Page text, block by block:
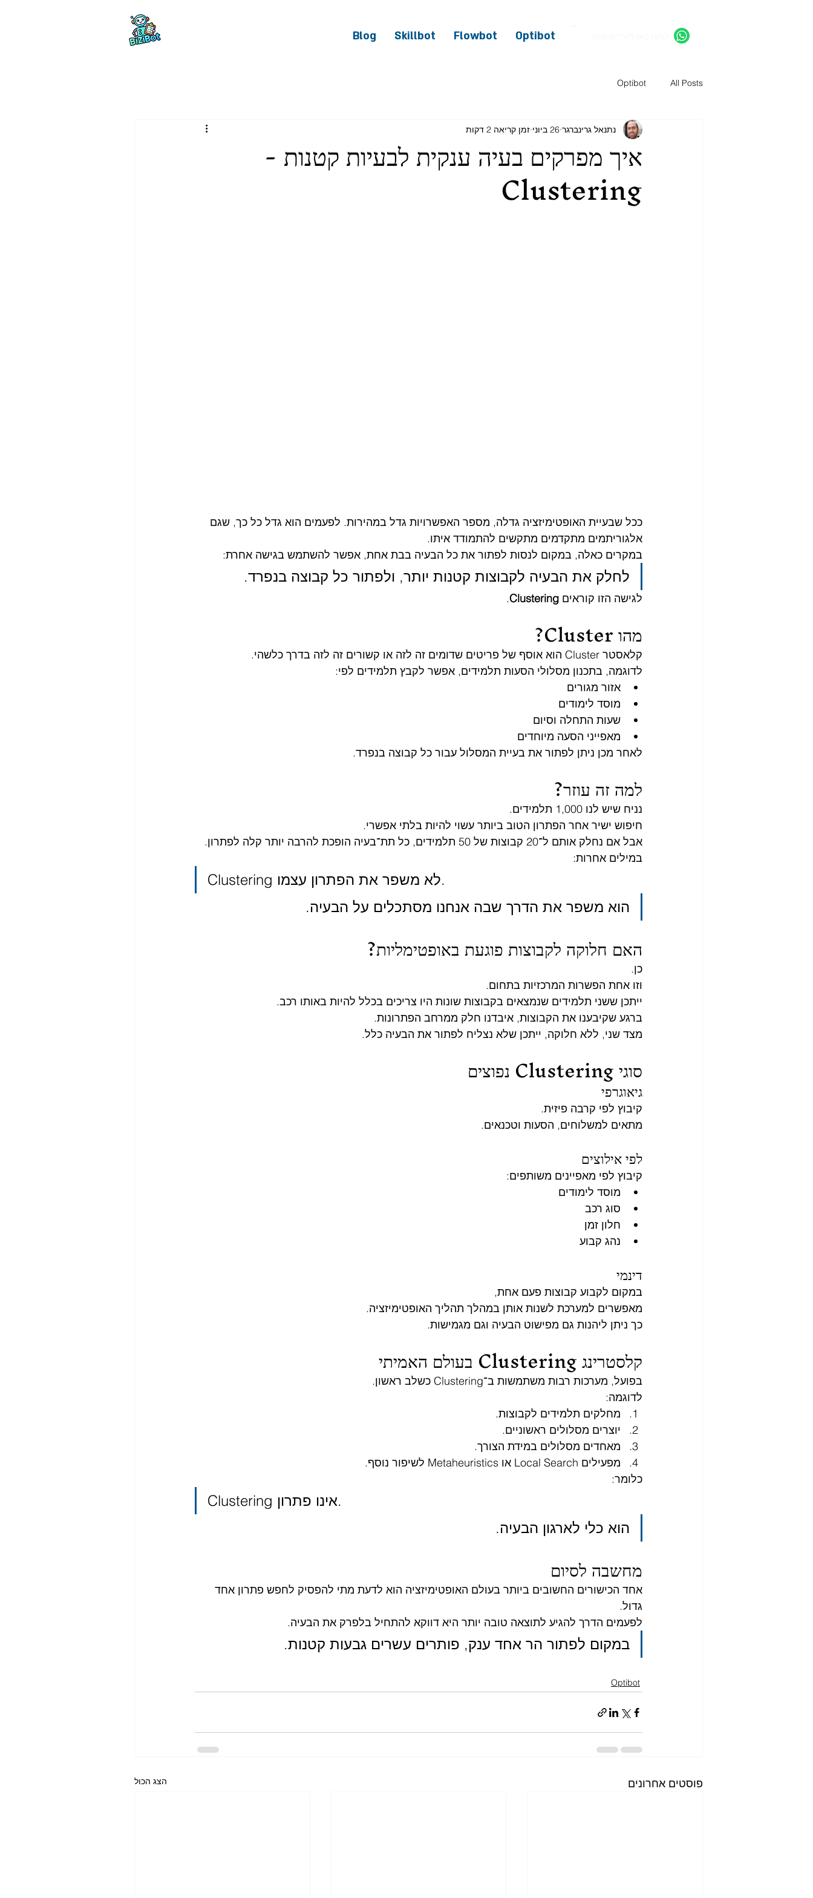
Optibot
Flowbot
Skillbot
Blog
All Posts
Optibot
איך מפרקים בעיה ענקית לבעיות קטנות -
Clustering
נתנאל גרינברגר 26 ביוני זמן קריאה 2 דקות
ככל שבעיית האופטימיזציה גדלה, מספר האפשרויות גדל במהירות. לפעמים הוא גדל כל כך, שגם
אלגוריתמים מתקדמים מתקשים להתמודד איתו.
במקרים כאלה, במקום לנסות לפתור את כל הבעיה בבת אחת, אפשר להשתמש בגישה אחרת:
לחלק את הבעיה לקבוצות קטנות יותר, ולפתור כל קבוצה בנפרד.
לגישה הזו קוראים Clustering
.
מהו Cluster?
קלאסטר Cluster הוא אוסף של פריטים שדומים זה לזה או קשורים זה לזה בדרך כלשהי.
לדוגמה, בתכנון מסלולי הסעות תלמידים, אפשר לקבץ תלמידים לפי:
אזור מגורים
מוסד לימודים
שעות התחלה וסיום
מאפייני הסעה מיוחדים
לאחר מכן ניתן לפתור את בעיית המסלול עבור כל קבוצה בנפרד.
למה זה עוזר?
נניח שיש לנו 1,000 תלמידים.
חיפוש ישיר אחר הפתרון הטוב ביותר עשוי להיות בלתי אפשרי.
אבל אם נחלק אותם ל־20 קבוצות של 50 תלמידים, כל תת־בעיה הופכת להרבה יותר קלה לפתרון.
במילים אחרות:
Clustering לא משפר את הפתרון עצמו.
הוא משפר את הדרך שבה אנחנו מסתכלים על הבעיה.
האם חלוקה לקבוצות פוגעת באופטימליות?
כן.
וזו אחת הפשרות המרכזיות בתחום.
ייתכן ששני תלמידים שנמצאים בקבוצות שונות היו צריכים בכלל להיות באותו רכב.
ברגע שקיבענו את הקבוצות, איבדנו חלק ממרחב הפתרונות.
מצד שני, ללא חלוקה, ייתכן שלא נצליח לפתור את הבעיה כלל.
סוגי Clustering נפוצים
גיאוגרפי
קיבוץ לפי קרבה פיזית.
מתאים למשלוחים, הסעות וטכנאים.
לפי אילוצים
קיבוץ לפי מאפיינים משותפים:
מוסד לימודים
סוג רכב
חלון זמן
נהג קבוע
דינמי
במקום לקבוע קבוצות פעם אחת,
מאפשרים למערכת לשנות אותן במהלך תהליך האופטימיזציה.
כך ניתן ליהנות גם מפישוט הבעיה וגם מגמישות.
קלסטרינג Clustering בעולם האמיתי
בפועל, מערכות רבות משתמשות ב־Clustering כשלב ראשון.
לדוגמה:
מחלקים תלמידים לקבוצות.
יוצרים מסלולים ראשוניים.
מאחדים מסלולים במידת הצורך.
מפעילים Local Search או Metaheuristics לשיפור נוסף.
כלומר:
Clustering אינו פתרון.
הוא כלי לארגון הבעיה.
מחשבה לסיום
אחד הכישורים החשובים ביותר בעולם האופטימיזציה הוא לדעת מתי להפסיק לחפש פתרון אחד
גדול.
לפעמים הדרך להגיע לתוצאה טובה יותר היא דווקא להתחיל בלפרק את הבעיה.
במקום לפתור הר אחד ענק, פותרים עשרים גבעות קטנות.
Optibot
פוסטים אחרונים הצג הכול